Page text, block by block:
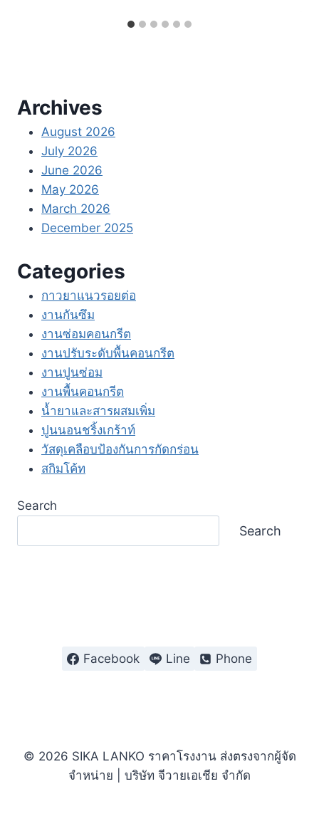
Archives
August 2026
July 2026
June 2026
May 2026
March 2026
December 2025
Categories
กาวยาแนวรอยต่อ
งานกันซึม
งานซ่อมคอนกรีต
งานปรับระดับพื้นคอนกรีต
งานปูนซ่อม
งานพื้นคอนกรีต
น้ำยาและสารผสมเพิ่ม
ปูนนอนชริ้งเกร้าท์
วัสดุเคลือบป้องกันการกัดกร่อน
สกิมโค้ท
Search
Search
Facebook Line Phone
© 2026 SIKA LANKO ราคาโรงงาน ส่งตรงจากผู้จัด
จำหน่าย | บริษัท จีวายเอเชีย จำกัด